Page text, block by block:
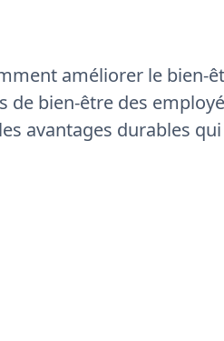
améliorer le bien-
de bien-être des
avantages durables qui